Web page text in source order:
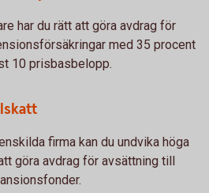
har du rätt att göra avdrag för
med 35 procent
10 prisbasbelopp.
firma kan du undvika höga
göra avdrag för avsättning till